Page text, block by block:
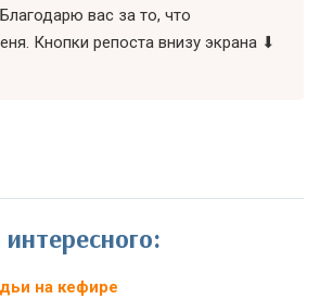
вас за то, что
Кнопки репоста внизу экрана ⬇